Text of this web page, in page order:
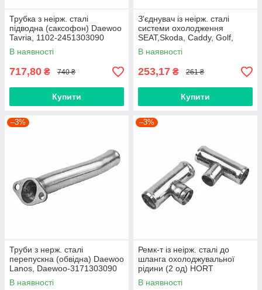
Трубка з неірж. сталі
підводна (саксофон) Daewoo
Tavria, 1102-2451303090
HORT (BP7262)
В наявності
717,80 ₴ 740 ₴
Купити
З'єднувач із неірж. сталі
системи охолодження
SEAT,Skoda, Caddy, Golf,
POLO, Touareg, VW-
7L6121118 HORT (BP775)
В наявності
253,17 ₴ 261 ₴
Купити
–3%
Труби з нерж. сталі
перепускна (обвідна) Daewoo
Lanos, Daewoo-3171303090
HORT (BP7261)
В наявності
–3%
Ремк-т із неірж. сталі до
шланга охолоджувальної
рідини (2 од) HORT
(BP7111PK)
В наявності